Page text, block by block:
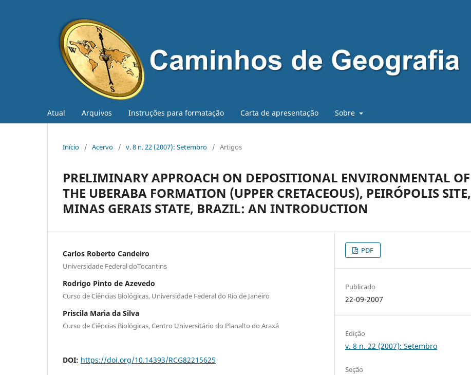
Atual Arquivos Instruções para formatação Carta de apresentação Sobre
Início / Acervo / v. 8 n. 22 (2007): Setembro / Artigos
PRELIMINARY APPROACH ON DEPOSITIONAL ENVIRONMENTAL OF
THE UBERABA FORMATION (UPPER CRETACEOUS), PEIRÓPOLIS SITE,
MINAS GERAIS STATE, BRAZIL: AN INTRODUCTION
Carlos Roberto Candeiro
Universidade Federal doTocantins
Rodrigo Pinto de Azevedo
Curso de Ciências Biológicas, Universidade Federal do Rio de Janeiro
Priscila Maria da Silva
Curso de Ciências Biológicas, Centro Universitário do Planalto do Araxá
DOI: https://doi.org/10.14393/RCG82215625
PDF
Publicado
22-09-2007
Edição
v. 8 n. 22 (2007): Setembro
Seção